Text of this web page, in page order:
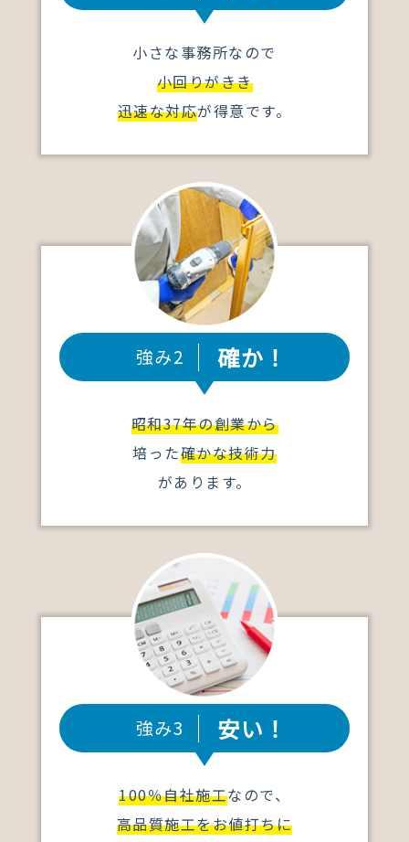
小さな事務所なので
小回りがきき
迅速な対応が得意です。
強み2 確か！
昭和37年の創業から
培った確かな技術力
があります。
強み3 安い！
100％自社施工なので、
高品質施工をお値打ちに